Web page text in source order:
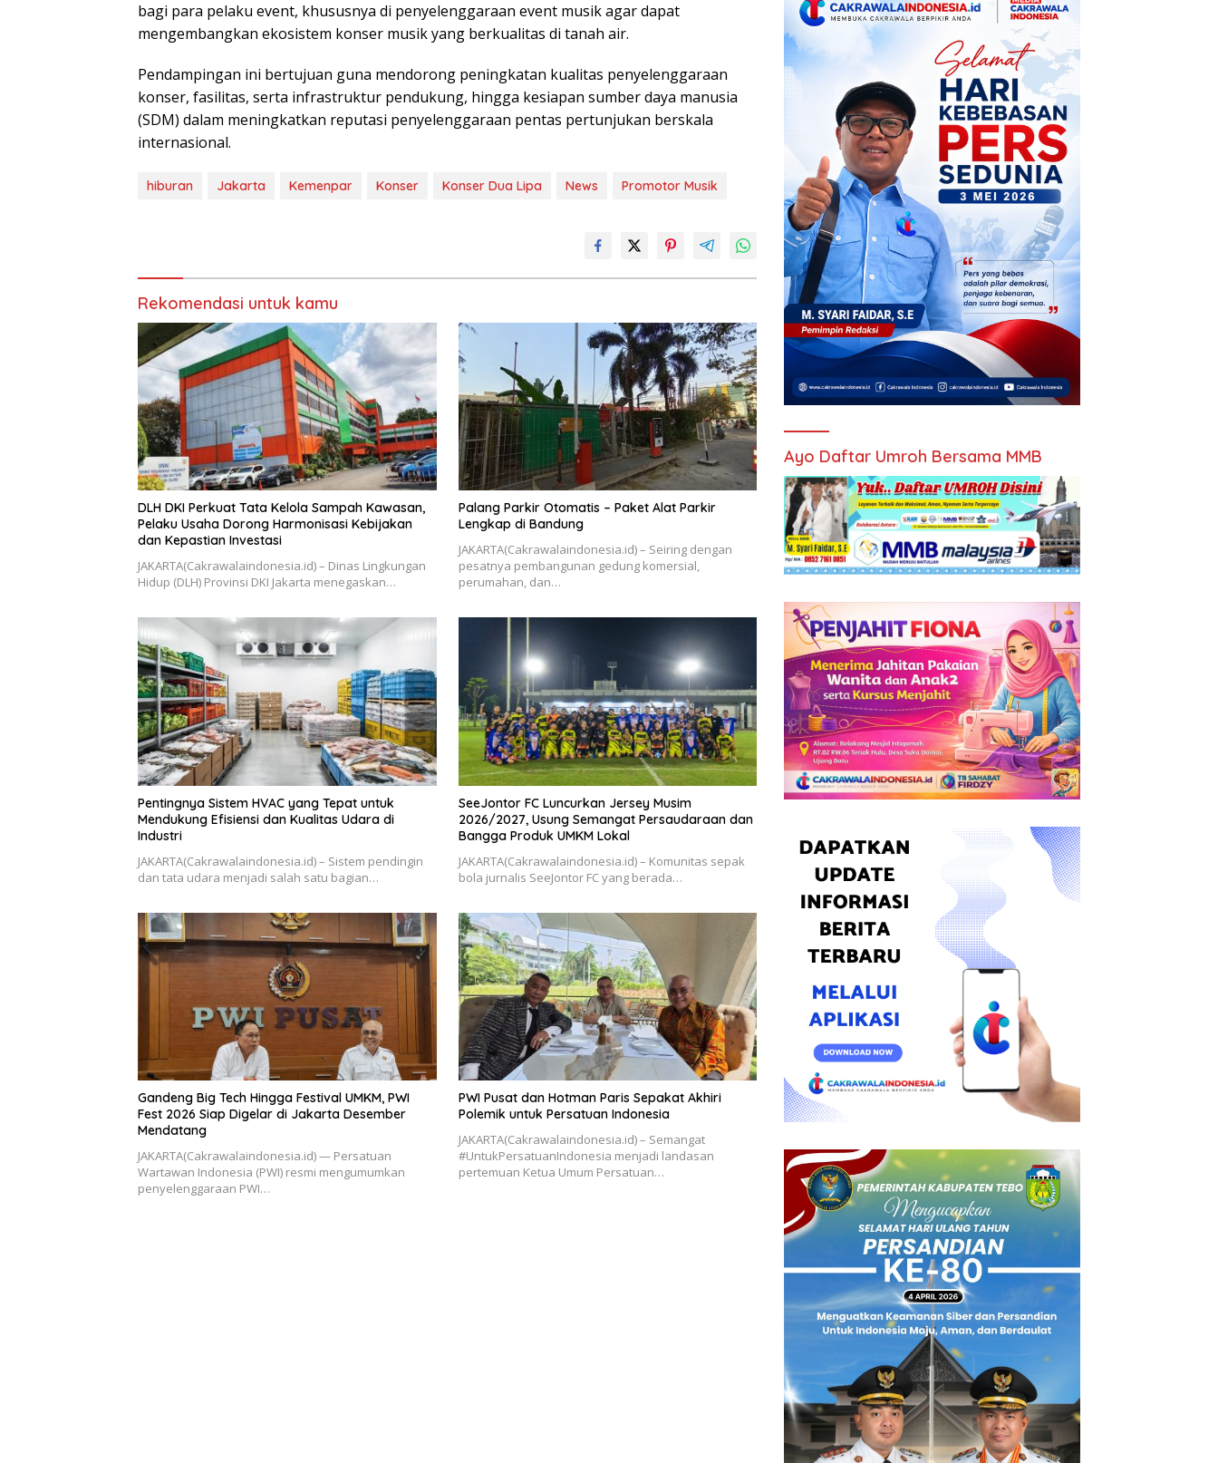
bagi para pelaku event, khususnya di penyelenggaraan event musik agar dapat
mengembangkan ekosistem konser musik yang berkualitas di tanah air.
Pendampingan ini bertujuan guna mendorong peningkatan kualitas penyelenggaraan
konser, fasilitas, serta infrastruktur pendukung, hingga kesiapan sumber daya manusia
(SDM) dalam meningkatkan reputasi penyelenggaraan pentas pertunjukan berskala
internasional.
hiburan Jakarta Kemenpar Konser Konser Dua Lipa News Promotor Musik
Rekomendasi untuk kamu
DLH DKI Perkuat Tata Kelola Sampah Kawasan,
Pelaku Usaha Dorong Harmonisasi Kebijakan
dan Kepastian Investasi
JAKARTA(Cakrawalaindonesia.id) – Dinas Lingkungan
Hidup (DLH) Provinsi DKI Jakarta menegaskan…
Palang Parkir Otomatis – Paket Alat Parkir
Lengkap di Bandung
JAKARTA(Cakrawalaindonesia.id) – Seiring dengan
pesatnya pembangunan gedung komersial,
perumahan, dan…
Pentingnya Sistem HVAC yang Tepat untuk
Mendukung Efisiensi dan Kualitas Udara di
Industri
JAKARTA(Cakrawalaindonesia.id) – Sistem pendingin
dan tata udara menjadi salah satu bagian…
SeeJontor FC Luncurkan Jersey Musim
2026/2027, Usung Semangat Persaudaraan dan
Bangga Produk UMKM Lokal
JAKARTA(Cakrawalaindonesia.id) – Komunitas sepak
bola jurnalis SeeJontor FC yang berada…
Gandeng Big Tech Hingga Festival UMKM, PWI
Fest 2026 Siap Digelar di Jakarta Desember
Mendatang
​JAKARTA(Cakrawalaindonesia.id) — Persatuan
Wartawan Indonesia (PWI) resmi mengumumkan
penyelenggaraan PWI…
PWI Pusat dan Hotman Paris Sepakat Akhiri
Polemik untuk Persatuan Indonesia
JAKARTA(Cakrawalaindonesia.id) – Semangat
#UntukPersatuanIndonesia menjadi landasan
pertemuan Ketua Umum Persatuan…
Ayo Daftar Umroh Bersama MMB